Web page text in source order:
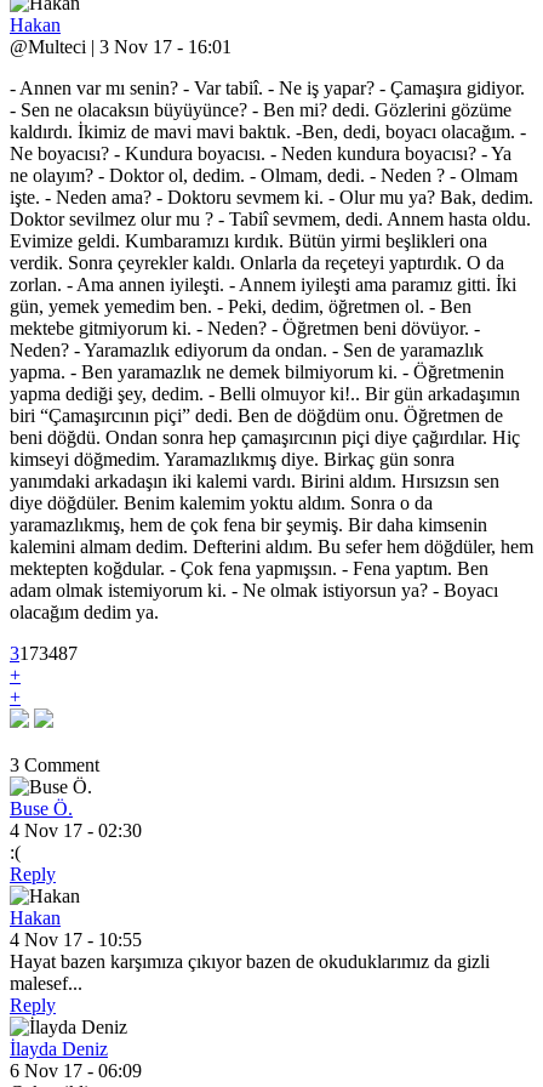
Hakan
@Multeci | 3 Nov 17 - 16:01
- Annen var mı senin? - Var tabiî. - Ne iş yapar? - Çamaşıra gidiyor.
- Sen ne olacaksın büyüyünce? - Ben mi? dedi. Gözlerini gözüme
kaldırdı. İkimiz de mavi mavi baktık. -Ben, dedi, boyacı olacağım. -
Ne boyacısı? - Kundura boyacısı. - Neden kundura boyacısı? - Ya
ne olayım? - Doktor ol, dedim. - Olmam, dedi. - Neden ? - Olmam
işte. - Neden ama? - Doktoru sevmem ki. - Olur mu ya? Bak, dedim.
Doktor sevilmez olur mu ? - Tabiî sevmem, dedi. Annem hasta oldu.
Evimize geldi. Kumbaramızı kırdık. Bütün yirmi beşlikleri ona
verdik. Sonra çeyrekler kaldı. Onlarla da reçeteyi yaptırdık. O da
zorlan. - Ama annen iyileşti. - Annem iyileşti ama paramız gitti. İki
gün, yemek yemedim ben. - Peki, dedim, öğretmen ol. - Ben
mektebe gitmiyorum ki. - Neden? - Öğretmen beni dövüyor. -
Neden? - Yaramazlık ediyorum da ondan. - Sen de yaramazlık
yapma. - Ben yaramazlık ne demek bilmiyorum ki. - Öğretmenin
yapma dediği şey, dedim. - Belli olmuyor ki!.. Bir gün arkadaşımın
biri “Çamaşırcının piçi” dedi. Ben de döğdüm onu. Öğretmen de
beni döğdü. Ondan sonra hep çamaşırcının piçi diye çağırdılar. Hiç
kimseyi döğmedim. Yaramazlıkmış diye. Birkaç gün sonra
yanımdaki arkadaşın iki kalemi vardı. Birini aldım. Hırsızsın sen
diye döğdüler. Benim kalemim yoktu aldım. Sonra o da
yaramazlıkmış, hem de çok fena bir şeymiş. Bir daha kimsenin
kalemini almam dedim. Defterini aldım. Bu sefer hem döğdüler, hem
mektepten koğdular. - Çok fena yapmışsın. - Fena yaptım. Ben
adam olmak istemiyorum ki. - Ne olmak istiyorsun ya? - Boyacı
olacağım dedim ya.
31 73487
+
+
3 Comment
Buse Ö.
4 Nov 17 - 02:30
:(
Reply
Hakan
4 Nov 17 - 10:55
Hayat bazen karşımıza çıkıyor bazen de okuduklarımız da gizli
malesef...
Reply
İlayda Deniz
6 Nov 17 - 06:09